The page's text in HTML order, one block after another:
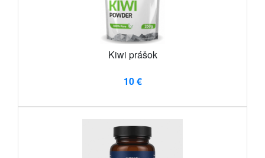
Kiwi prášok
10 €